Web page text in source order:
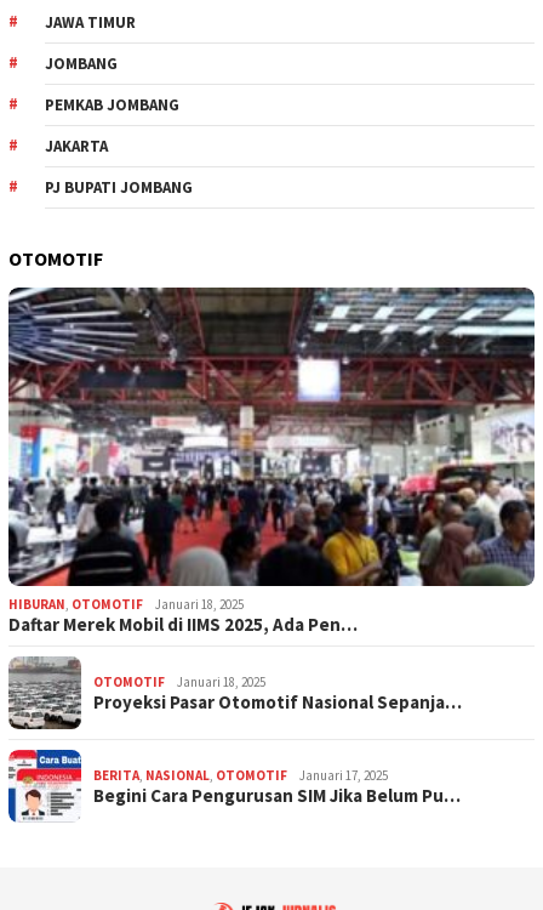
JAWA TIMUR
JOMBANG
PEMKAB JOMBANG
JAKARTA
PJ BUPATI JOMBANG
OTOMOTIF
HIBURAN, OTOMOTIF Januari 18, 2025
Daftar Merek Mobil di IIMS 2025, Ada Pen…
OTOMOTIF Januari 18, 2025
Proyeksi Pasar Otomotif Nasional Sepanja…
BERITA, NASIONAL, OTOMOTIF Januari 17, 2025
Begini Cara Pengurusan SIM Jika Belum Pu…